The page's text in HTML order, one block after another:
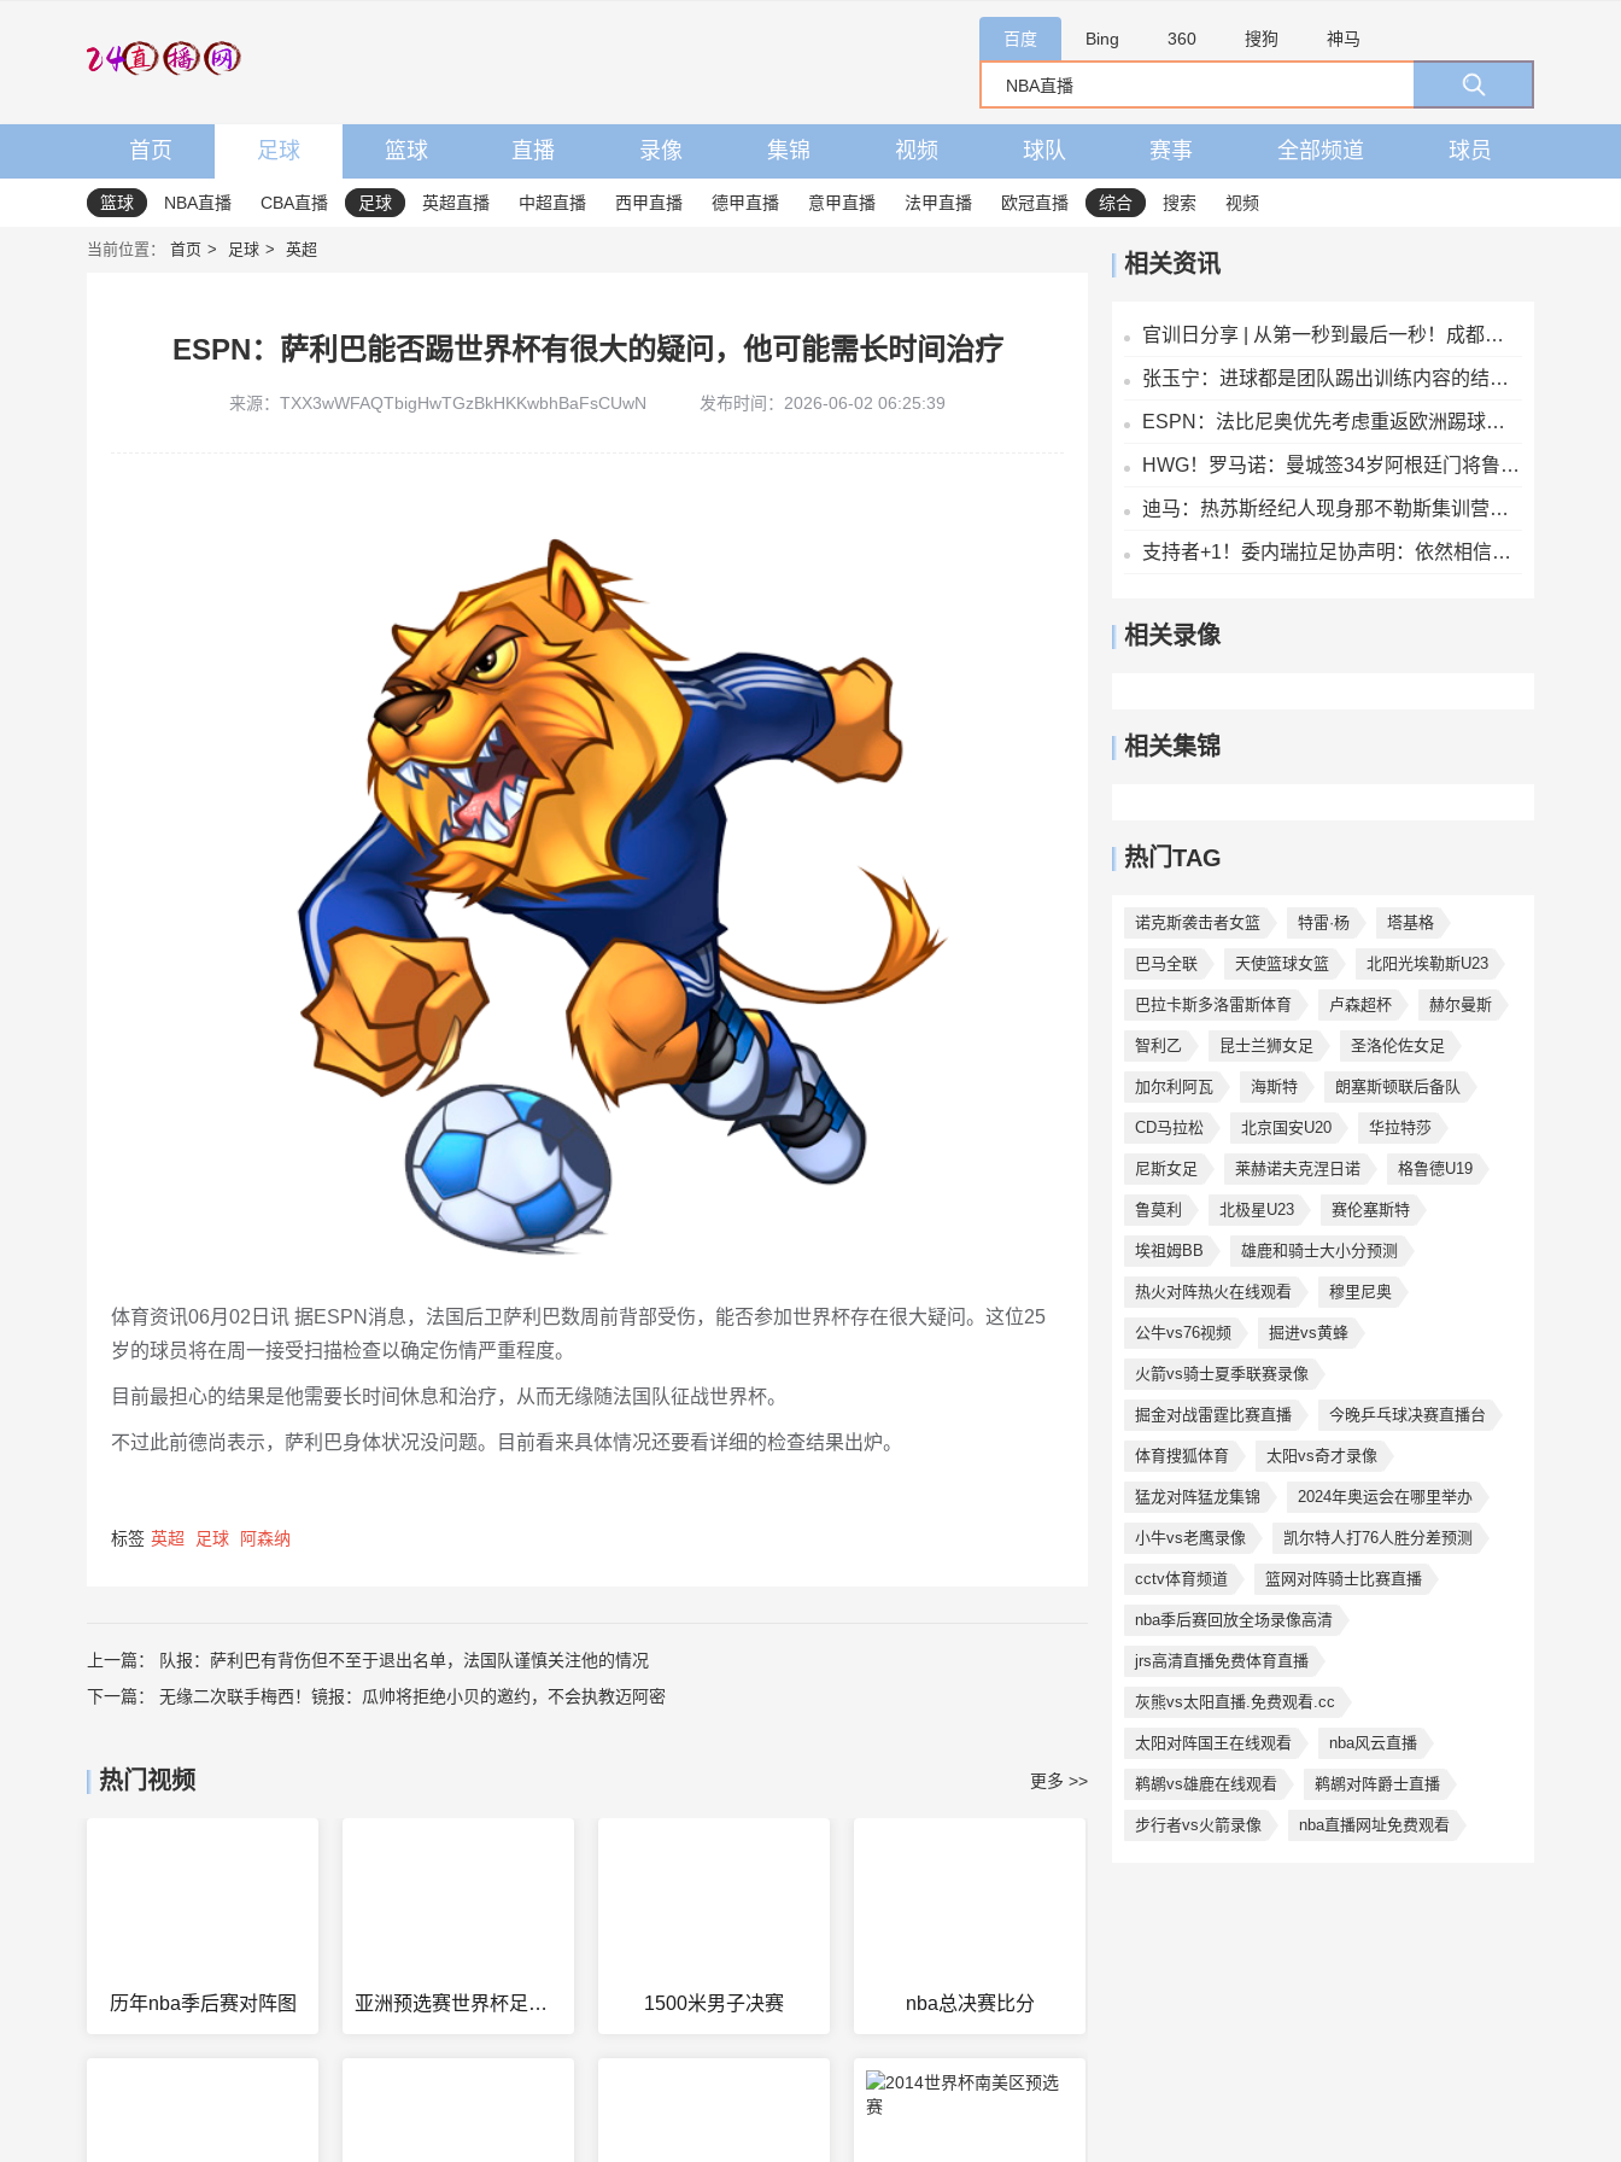
百度 Bing 360 搜狗 神马
首页 足球 篮球 直播 录像 集锦 视频 球队 赛事 全部频道 球员
篮球 NBA直播 CBA直播 足球 英超直播 中超直播 西甲直播 德甲直播 意甲直播 法甲直播 欧冠直播 综合 搜索 视频
当前位置： 首页 足球 英超
ESPN：萨利巴能否踢世界杯有很大的疑问，他可能需长时间治疗
来源：TXX3wWFAQTbigHwTGzBkHKKwbhBaFsCUwN 发布时间：2026-06-02 06:25:39
体育资讯06月02日讯 据ESPN消息，法国后卫萨利巴数周前背部受伤，能否参加世界杯存在很大疑问。这位25
岁的球员将在周一接受扫描检查以确定伤情严重程度。
目前最担心的结果是他需要长时间休息和治疗，从而无缘随法国队征战世界杯。
不过此前德尚表示，萨利巴身体状况没问题。目前看来具体情况还要看详细的检查结果出炉。
标签 英超 足球 阿森纳
上一篇：
队报：萨利巴有背伤但不至于退出名单，法国队谨慎关注他的情况
下一篇： 无缘二次联手梅西！镜报：瓜帅将拒绝小贝的邀约，不会执教迈阿密
热门视频 更多 >>
历年nba季后赛对阵图 亚洲预选赛世界杯足球2026赛程表 1500米男子决赛 nba总决赛比分
相关资讯
官训日分享 | 从第一秒到最后一秒！成都雄起！
张玉宁：进球都是团队踢出训练内容的结果，祝贺蒋子承完成首秀
ESPN：法比尼奥优先考虑重返欧洲踢球，而不是回到祖国巴西
HWG！罗马诺：曼城签34岁阿根廷门将鲁利达协议，合同2+1
迪马：热苏斯经纪人现身那不勒斯集训营，将商谈球员转会可能性
支持者+1！委内瑞拉足协声明：依然相信因凡蒂诺有能力领导FIFA
相关录像
相关集锦
热门TAG
诺克斯袭击者女篮 特雷·杨 塔基格
巴马全联 天使篮球女篮 北阳光埃勒斯U23
巴拉卡斯多洛雷斯体育 卢森超杯 赫尔曼斯
智利乙 昆士兰狮女足 圣洛伦佐女足
加尔利阿瓦 海斯特 朗塞斯顿联后备队
CD马拉松 北京国安U20 华拉特莎
尼斯女足 莱赫诺夫克涅日诺 格鲁德U19
鲁莫利 北极星U23 赛伦塞斯特
埃祖姆BB 雄鹿和骑士大小分预测
热火对阵热火在线观看 穆里尼奥
公牛vs76视频 掘进vs黄蜂
火箭vs骑士夏季联赛录像
掘金对战雷霆比赛直播 今晚乒乓球决赛直播台
体育搜狐体育 太阳vs奇才录像
猛龙对阵猛龙集锦 2024年奥运会在哪里举办
小牛vs老鹰录像 凯尔特人打76人胜分差预测
cctv体育频道 篮网对阵骑士比赛直播
nba季后赛回放全场录像高清
jrs高清直播免费体育直播
灰熊vs太阳直播.免费观看.cc
太阳对阵国王在线观看 nba风云直播
鹈鹕vs雄鹿在线观看 鹈鹕对阵爵士直播
步行者vs火箭录像 nba直播网址免费观看